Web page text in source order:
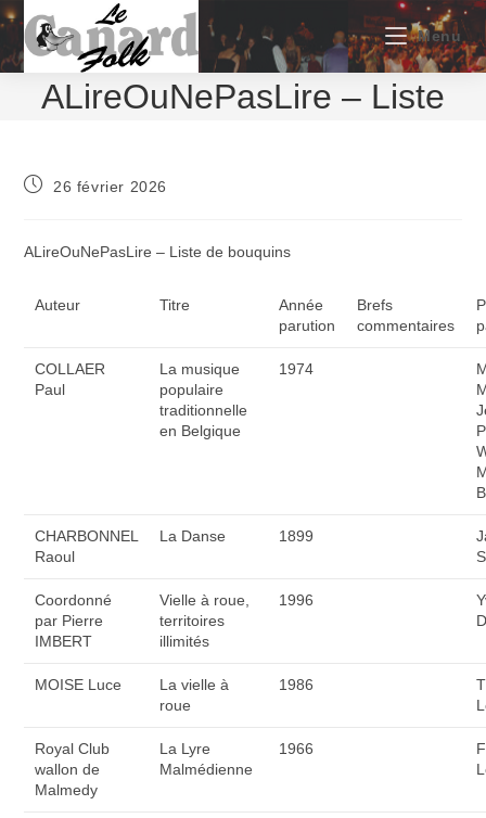
Skip
to
content
Menu
ALireOuNePasLire – Liste
Publication
26 février 2026
ALireOuNePasLire – Liste de bouquins
Auteur Titre
Année
parution
Brefs
commentaires
COLLAER
Paul
La musique
populaire
traditionnelle
en Belgique
1974
CHARBONNEL
Raoul
La Danse 1899
Coordonné
par Pierre
IMBERT
Vielle à roue,
territoires
illimités
1996
MOISE Luce
La vielle à
roue
1986
Royal Club
wallon de
Malmedy
La Lyre
Malmédienne
1966